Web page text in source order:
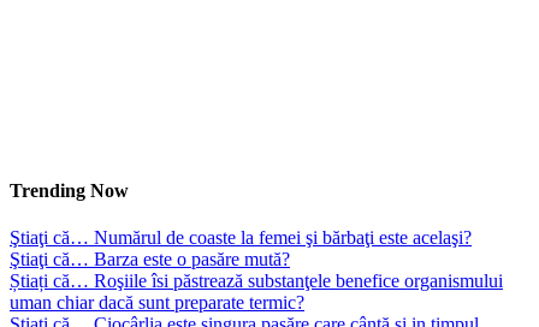
Trending Now
Ştiaţi că… Numărul de coaste la femei şi bărbaţi este acelaşi?
Ştiaţi că… Barza este o pasăre mută?
Știați că… Roşiile îsi păstrează substanţele benefice organismului
uman chiar dacă sunt preparate termic?